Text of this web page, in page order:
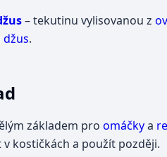
– tekutinu vylisovanou z
džus.
základem pro omáčkya
v kostičkách a použít později.